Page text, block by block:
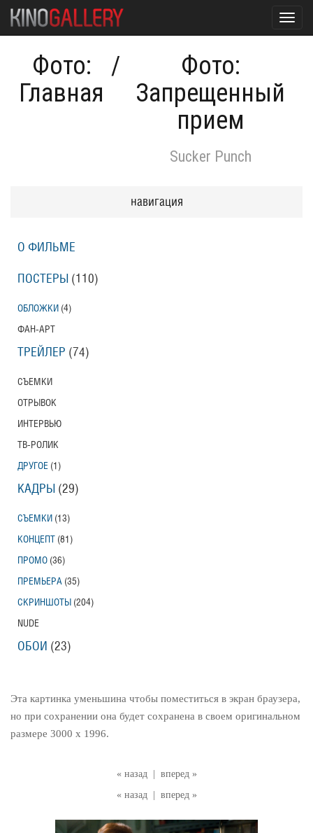
Фото:
Главная
/
Фото:
Запрещенный
прием
Sucker Punch
« назад
вперед »
« назад
вперед »
Эта картинка уменьшина чтобы поместиться в экран браузера,
но при сохранении она будет сохранена в своем оригинальном
размере 3000 x 1996.
навигация
О ФИЛЬМЕ
ПОСТЕРЫ (110)
ОБЛОЖКИ (4)
ФАН-АРТ
ТРЕЙЛЕР (74)
СЪЕМКИ
ОТРЫВОК
ИНТЕРВЬЮ
ТВ-РОЛИК
ДРУГОЕ (1)
КАДРЫ (29)
СЪЕМКИ (13)
КОНЦЕПТ (81)
ПРОМО (36)
ПРЕМЬЕРА (35)
СКРИНШОТЫ (204)
NUDE
ОБОИ (23)